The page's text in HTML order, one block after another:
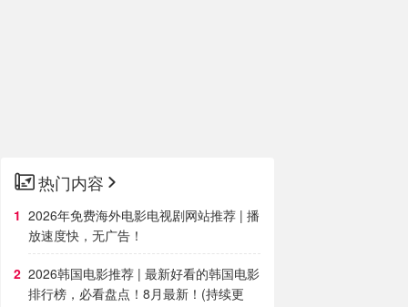
热门内容
2026年免费海外电影电视剧网站推荐 | 播
放速度快，无广告！
2026韩国电影推荐 | 最新好看的韩国电影
排行榜，必看盘点！8月最新！(持续更